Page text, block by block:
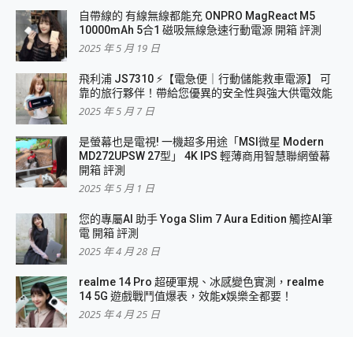
自帶線的 有線無線都能充 ONPRO MagReact M5
10000mAh 5合1 磁吸無線急速行動電源 開箱 評測
2025 年 5 月 19 日
飛利浦 JS7310 ⚡【電急便｜行動儲能救車電源】 可
靠的旅行夥伴！帶給您優異的安全性與強大供電效能
2025 年 5 月 7 日
是螢幕也是電視! 一機超多用途「MSI微星 Modern
MD272UPSW 27型」 4K IPS 輕薄商用智慧聯網螢幕
開箱 評測
2025 年 5 月 1 日
您的專屬AI 助手 Yoga Slim 7 Aura Edition 觸控AI筆
電 開箱 評測
2025 年 4 月 28 日
realme 14 Pro 超硬軍規、冰感變色實測，realme
14 5G 遊戲戰鬥值爆表，效能x娛樂全都要！
2025 年 4 月 25 日